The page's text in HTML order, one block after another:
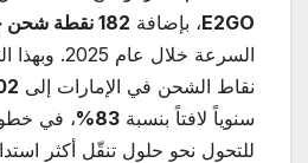
E2GO، بإضافة 182 نقطة شحن
السرعة خلال
نقاط الشحن في الإمارات إلى
سنوياً لافتاً بنسبة 83%
، في
للتحول نحو حلول تنقّل أكثر